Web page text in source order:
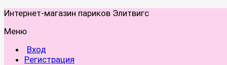
Интернет-магазин париков Элитвигс
Меню
Вход
Регистрация